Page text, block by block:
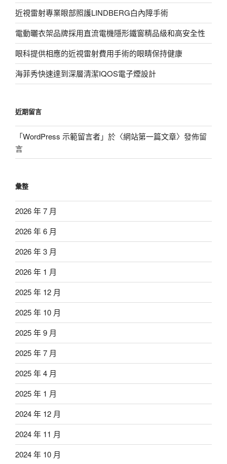
近視雷射專業眼部照護LINDBERG白內障手術
電動曬衣架品牌採用直流電機隱形鐵窗精品級和高安全性
眼科提供相應的近視雷射費用手術的眼睛保持健康
海菲秀快速達到深層清潔IQOS電子煙設計
近期留言
「WordPress 示範留言者」於〈網站第一篇文章〉發佈留
言
彙整
2026 年 7 月
2026 年 6 月
2026 年 3 月
2026 年 1 月
2025 年 12 月
2025 年 10 月
2025 年 9 月
2025 年 7 月
2025 年 4 月
2025 年 1 月
2024 年 12 月
2024 年 11 月
2024 年 10 月